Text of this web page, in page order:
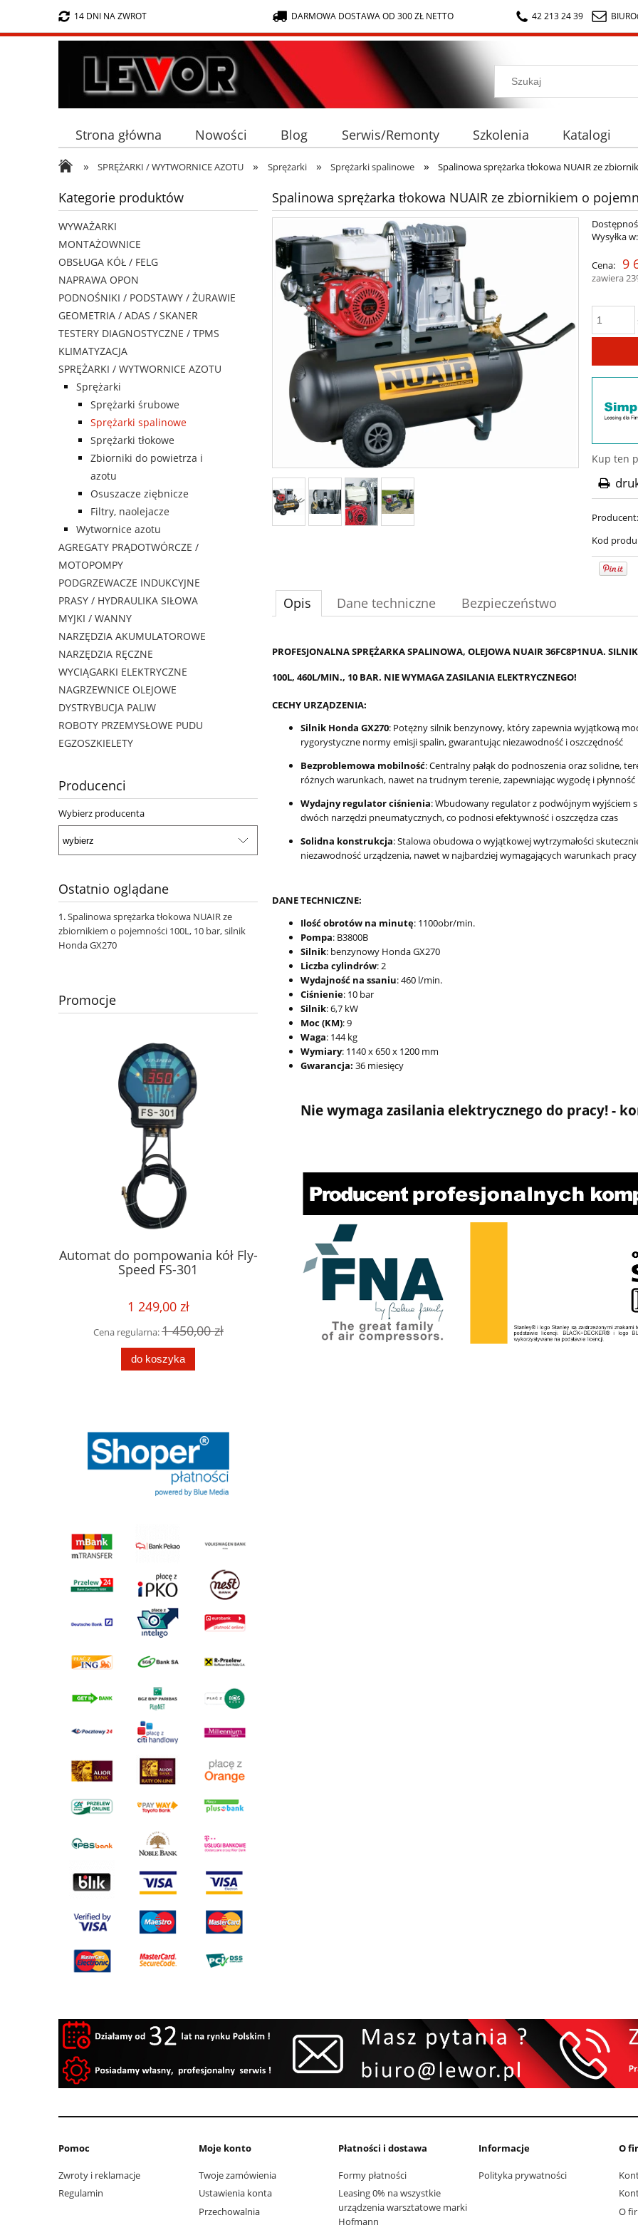
14 DNI NA ZWROT DARMOWA DOSTAWA OD 300 ZŁ NETTO 42 213 24 39
Strona główna Nowości Blog Serwis/Remonty Szkolenia Katalogi
» SPRĘŻARKI / WYTWORNICE AZOTU » Sprężarki » Sprężarki spalinowe » Spalinowa sprężarka tłokowa NUAIR ze
Kategorie produktów
WYWAŻARKI
MONTAŻOWNICE
OBSŁUGA KÓŁ / FELG
NAPRAWA OPON
PODNOŚNIKI / PODSTAWY / ŻURAWIE
GEOMETRIA / ADAS / SKANER
TESTERY DIAGNOSTYCZNE / TPMS
KLIMATYZACJA
SPRĘŻARKI / WYTWORNICE AZOTU
Sprężarki
Sprężarki śrubowe
Sprężarki spalinowe
Sprężarki tłokowe
Zbiorniki do powietrza i
azotu
Osuszacze ziębnicze
Filtry, naolejacze
Wytwornice azotu
AGREGATY PRĄDOTWÓRCZE /
MOTOPOMPY
PODGRZEWACZE INDUKCYJNE
PRASY / HYDRAULIKA SIŁOWA
MYJKI / WANNY
NARZĘDZIA AKUMULATOROWE
NARZĘDZIA RĘCZNE
WYCIĄGARKI ELEKTRYCZNE
NAGRZEWNICE OLEJOWE
DYSTRYBUCJA PALIW
ROBOTY PRZEMYSŁOWE PUDU
EGZOSZKIELETY
Producenci
Wybierz producenta
Ostatnio oglądane
Spalinowa sprężarka tłokowa NUAIR ze
zbiornikiem o pojemności 100L, 10 bar, silnik
Honda GX270
Promocje
Automat do pompowania kół Fly-
Speed FS-301
1 249,00 zł
Cena regularna:1 450,00 zł
do koszyka
Tester diagnostyczny SUN
PDL8000 SNAP-ON
18 559,66 zł
Cena regularna: 18 559,66 zł
Cena (EUR):4 316,20 €
Wyciągarka elektryczna X-
HRW12000B 12V 12000lb
tony lina syntetyczna 26
Cena regularna:2 399,90 zł
Spalinowa sprężarka tłokowa NUAIR ze zbiornikiem o
Wysyłka w:
Cena: 9
zawiera
Kup ten
Producent:
Kod
Opis Dane techniczne Bezpieczeństwo
PROFESJONALNA SPRĘŻARKA SPALINOWA, OLEJOWA NUAIR 36FC8P1NUA.
100L, 460L/MIN., 10 BAR. NIE WYMAGA ZASILANIA ELEKTRYCZNEGO!
CECHY URZĄDZENIA:
Silnik Honda GX270: Potężny silnik benzynowy, który zapewnia wyjątkową
rygorystyczne normy emisji spalin, gwarantując niezawodność i oszczędność
Bezproblemowa mobilność: Centralny pałąk do podnoszenia oraz solidne,
różnych warunkach, nawet na trudnym terenie, zapewniając wygodę i płynność
Wydajny regulator ciśnienia: Wbudowany regulator z podwójnym wyjściem
dwóch narzędzi pneumatycznych, co podnosi efektywność i oszczędza czas
Solidna konstrukcja: Stalowa obudowa o wyjątkowej wytrzymałości
niezawodność urządzenia, nawet w najbardziej wymagających warunkach pracy
DANE TECHNICZNE:
Ilość obrotów na minutę: 1100obr/min.
Pompa: B3800B
Silnik: benzynowy Honda GX270
Liczba cylindrów: 2
Wydajność na ssaniu: 460 l/min.
Ciśnienie: 10 bar
Silnik: 6,7 kW
Moc (KM): 9
Waga: 144 kg
Wymiary: 1140 x 650 x 1200 mm
Gwarancja: 36 miesięcy
Nie wymaga zasilania elektrycznego do pracy! -
Pomoc
Zwroty i reklamacje
Regulamin
Moje konto
Twoje zamówienia
Ustawienia konta
Przechowalnia
Płatności i dostawa
Formy płatności
Leasing 0% na wszystkie
urządzenia warsztatowe marki
Hofmann
Informacje
Polityka prywatności
O
O